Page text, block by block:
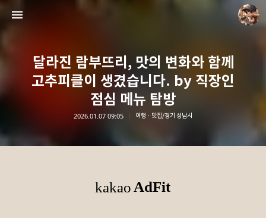
달라진 람부뜨리, 맛의 변화와 함께
고추피클이 생겼습니다. by 직장인
점심 메뉴 탐방
2026.01.07 09:05 여행 · 맛집/경기 성남시
담덕.